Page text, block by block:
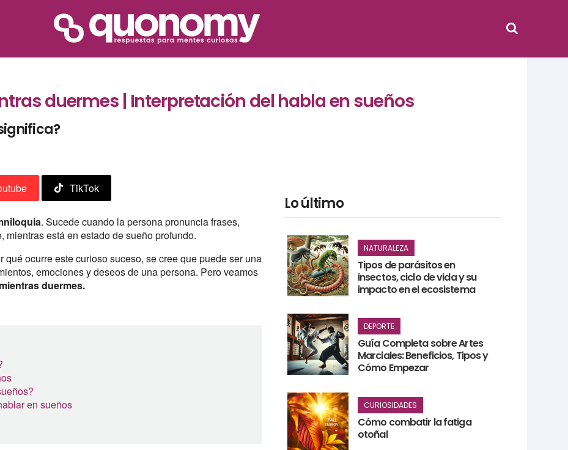
duermes | Interpretación del habla en sueños
TikTok
. Sucede cuando la persona pronuncia frases,
está en estado de sueño profundo.
ocurre este curioso suceso, se cree que puede ser una
emociones y deseos de una persona. Pero veamos
duermes.
en sueños
Lo último
NATURALEZA
Tipos de parásitos en
insectos, ciclo de vida y su
impacto en el ecosistema
DEPORTE
Guía Completa sobre Artes
Marciales: Beneficios, Tipos y
Cómo Empezar
CURIOSIDADES
Cómo combatir la fatiga
otoñal